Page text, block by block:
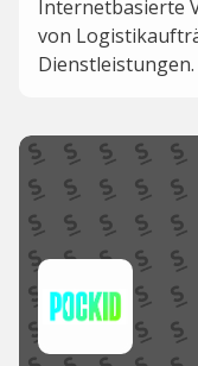
Internetbasierte
von
Dienstleistungen.